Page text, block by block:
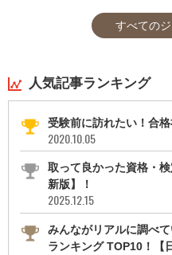
すべての
人気記事ランキング
受験前に訪れたい！合
2020.10.05
取って良かった資格・
新版】！
2025.12.15
みんながリアルに調べ
ランキング TOP10！【